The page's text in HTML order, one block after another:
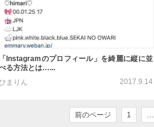
「Instagramのプロフィール」を綺麗に縦に並
る方法とは…...
まりん
2017.9.14
前のページ 1 …